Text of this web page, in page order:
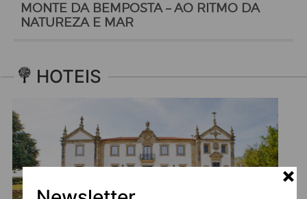
MONTE DA BEMPOSTA – AO RITMO DA
NATUREZA E MAR
HOTEIS